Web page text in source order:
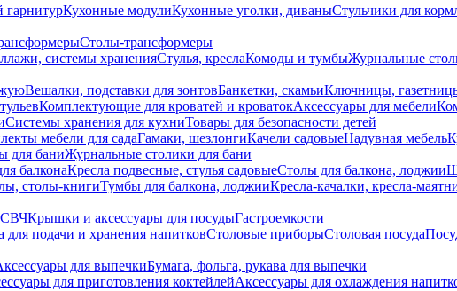
гарнитурКухонные модулиКухонные уголки, диваныСтульчики для
Столы-трансформеры
системы храненияСтулья, креслаКомоды и тумбыЖурнальные
Вешалки, подставки для зонтовБанкетки, скамьиКлючницы,
Комплектующие для кроватей и кроватокАксессуары для мебели
Системы хранения для кухниТовары для безопасности детей
мебели для садаГамаки, шезлонгиКачели садовыеНадувная мебель
для баниЖурнальные столики для бани
балконаКресла подвесные, стулья садовыеСтолы для балкона, лоджии
столы-книгиТумбы для балкона, лоджииКресла-качалки, кресла-
СВЧКрышки и аксессуары для посудыГастроемкости
для подачи и хранения напитковСтоловые приборыСтоловая посуда
для выпечкиБумага, фольга, рукава для выпечки
для приготовления коктейлейАксессуары для охлаждения